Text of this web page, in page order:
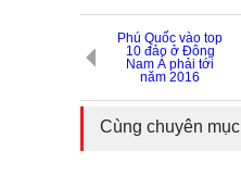
Phú Quốc vào top
10 đảo ở Đông
Nam Á phải tới
năm 2016
Cùng chuyên mục